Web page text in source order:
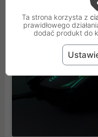
Ta strona korzysta z
prawidłowego
dodać produkt do